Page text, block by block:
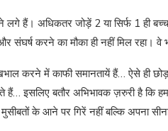
लगे हैं। अधिकतर जोड़ें 2 या सिर्फ 1 ही
करने का मौका ही नहीं मिल रहा।
करने में काफी समानतायें हैं… ऐसे ही
हैं… इसलिए बतौर अभिभावक ज़रुरी है कि
के आने पर गिरें नहीं बल्कि अपना